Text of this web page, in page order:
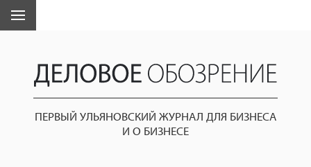
ПЕРВЫЙ УЛЬЯНОВСКИЙ ЖУРНАЛ ДЛЯ БИЗНЕСА
И О БИЗНЕСЕ